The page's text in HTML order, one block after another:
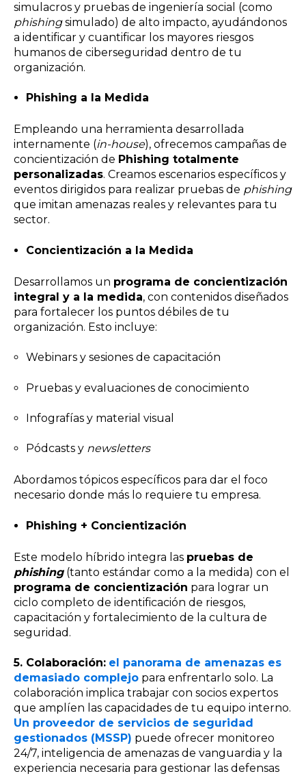
simulacros y pruebas de ingeniería social (como
phishingsimulado) de alto impacto, ayudándonos
a identificar y cuantificar los mayores riesgos
humanos de ciberseguridad dentro de tu
organización.
Phishing a la Medida
Empleando una herramienta desarrollada
internamente (in-house), ofrecemos campañas de
concientización de Phishing totalmente
personalizadas. Creamos escenarios específicos y
eventos dirigidos para realizar pruebas de phishing
que imitan amenazas reales y relevantes para tu
sector.
Concientización a la Medida
Desarrollamos un programa de concientización
integral y a la medida, con contenidos diseñados
para fortalecer los puntos débiles de tu
organización. Esto incluye:
Webinars y sesiones de capacitación
Pruebas y evaluaciones de conocimiento
Infografías y material visual
Pódcasts y newsletters
Abordamos tópicos específicos para dar el foco
necesario donde más lo requiere tu empresa.
Phishing + Concientización
Este modelo híbrido integra las pruebas de
phishing(tanto estándar como a la medida) con el
programa de concientización para lograr un
ciclo completo de identificación de riesgos,
capacitación y fortalecimiento de la cultura de
seguridad.
5. Colaboración: el panorama de amenazas es
demasiado complejo para enfrentarlo solo. La
colaboración implica trabajar con socios expertos
que amplíen las capacidades de tu equipo interno.
Un proveedor de servicios de seguridad
gestionados (MSSP) puede ofrecer monitoreo
24/7, inteligencia de amenazas de vanguardia y la
experiencia necesaria para gestionar las defensas